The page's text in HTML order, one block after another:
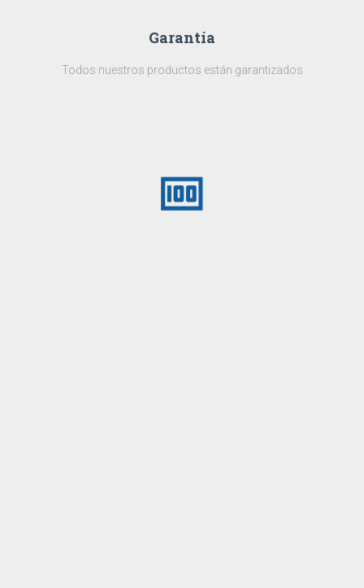
Garantía
Todos nuestros productos están garantizados
money